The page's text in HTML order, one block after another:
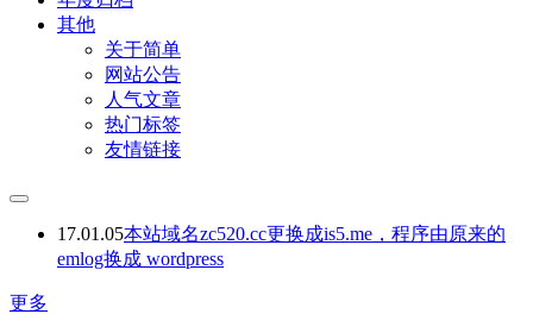
其他
关于简单
网站公告
人气文章
热门标签
友情链接
17.01.05本站域名zc520.cc更换成is5.me，程序由原来的
emlog换成 wordpress
更多